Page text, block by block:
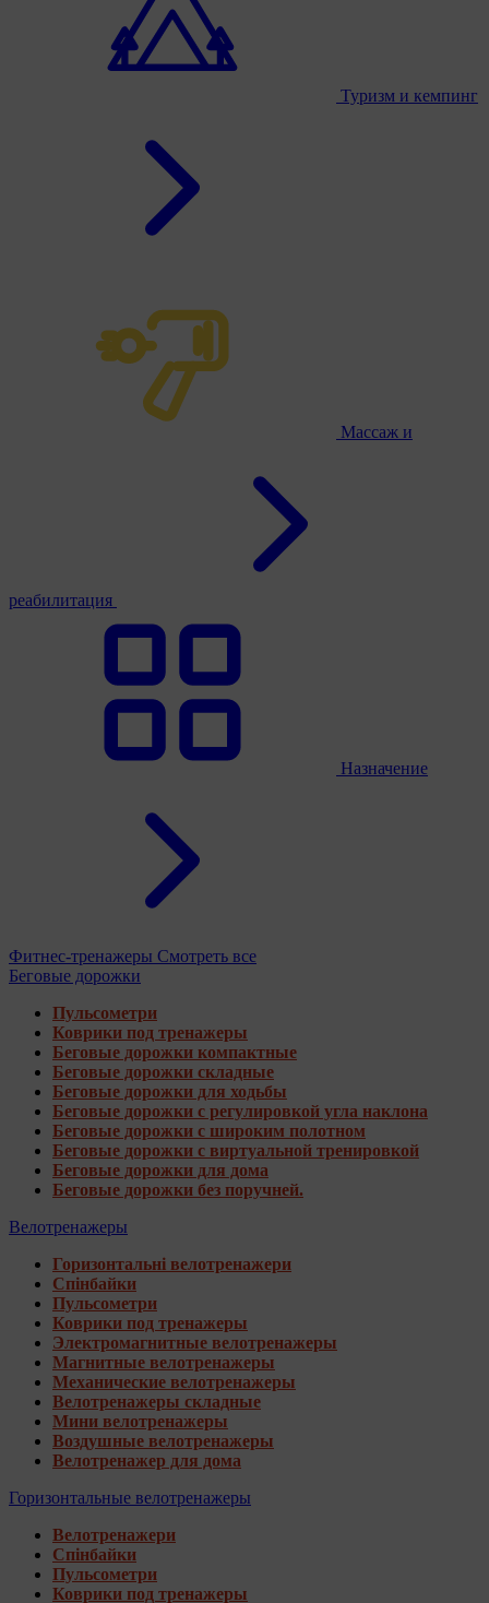
Туризм и кемпинг
Массаж и
реабилитация
Назначение
Фитнес-тренажеры Смотреть все
Беговые дорожки
Пульсометри
Коврики под тренажеры
Беговые дорожки компактные
Беговые дорожки складные
Беговые дорожки для ходьбы
Беговые дорожки с регулировкой угла наклона
Беговые дорожки с широким полотном
Беговые дорожки с виртуальной тренировкой
Беговые дорожки для дома
Беговые дорожки без поручней.
Велотренажеры
Горизонтальні велотренажери
Спінбайки
Пульсометри
Коврики под тренажеры
Электромагнитные велотренажеры
Магнитные велотренажеры
Механические велотренажеры
Велотренажеры складные
Мини велотренажеры
Воздушные велотренажеры
Велотренажер для дома
Горизонтальные велотренажеры
Велотренажери
Спінбайки
Пульсометри
Коврики под тренажеры